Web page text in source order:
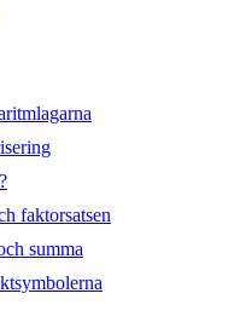
faktorsatsen
summa